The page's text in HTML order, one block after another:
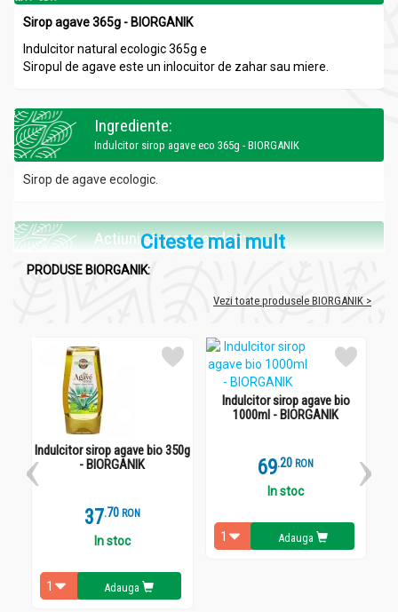
Sirop agave 365g - BIORGANIK
Indulcitor natural ecologic 365g e
Siropul de agave este un inlocuitor de zahar sau miere.
Ingrediente:
Indulcitor sirop agave eco 365g - BIORGANIK
Sirop de agave ecologic.
Actiuni si recomandari:
Se recomanda folosirea acestui sirop pentru indulcirea a
diverse preparate: biscuiti, batoane musli, fulgi de cereale,
inghetata, siropuri, bauturi.
Citeste mai mult
PRODUSE BIORGANIK:
Vezi toate produsele BIORGANIK >
Indulcitor sirop agave bio 350g
- BIORGANIK
37.7 RON
In stoc
Adauga
Indulcitor sirop agave bio
1000ml - BIORGANIK
69.2 RON
In stoc
Adauga